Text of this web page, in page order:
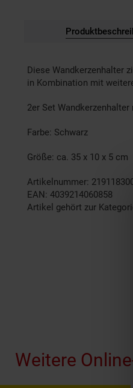
Diese Wandkerzenhalter
in Kombination mit
2er Set
Farbe: Schwarz
Größe: ca. 35 x 10 x 5 cm
Artikelnummer:
EAN: 4039214060858
Artikel gehört zur
Weitere